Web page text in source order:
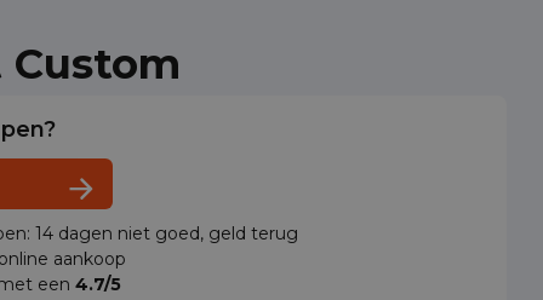
14 dagen niet goed, geld terug
aankoop
een 4.7/5